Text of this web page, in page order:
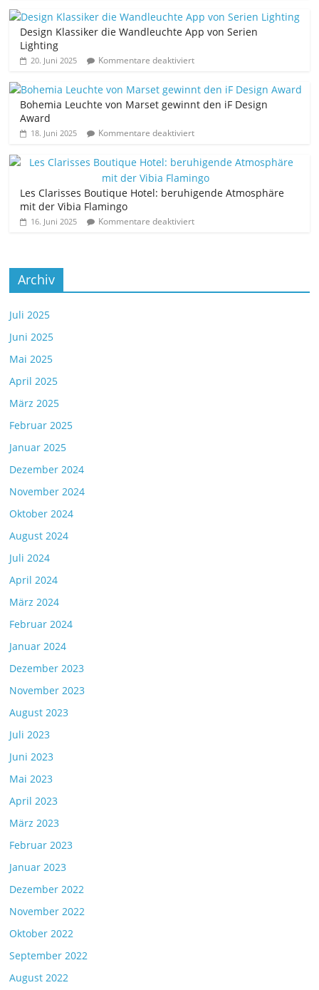
Design Klassiker die Wandleuchte App von Serien
Lighting
20. Juni 2025 Kommentare deaktiviert
Bohemia Leuchte von Marset gewinnt den iF Design
Award
18. Juni 2025 Kommentare deaktiviert
Les Clarisses Boutique Hotel: beruhigende Atmosphäre
mit der Vibia Flamingo
16. Juni 2025 Kommentare deaktiviert
Archiv
Juli 2025
Juni 2025
Mai 2025
April 2025
März 2025
Februar 2025
Januar 2025
Dezember 2024
November 2024
Oktober 2024
August 2024
Juli 2024
April 2024
März 2024
Februar 2024
Januar 2024
Dezember 2023
November 2023
August 2023
Juli 2023
Juni 2023
Mai 2023
April 2023
März 2023
Februar 2023
Januar 2023
Dezember 2022
November 2022
Oktober 2022
September 2022
August 2022